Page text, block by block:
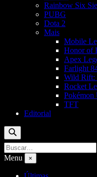
Rainbow Six
PUBG
Dota 2
Mais
Mobile
Honor of
Apex
Farlight
Wild Rift:
Rocket
TFT
Editorial
Buscar
Buscar
por:
Menu ×